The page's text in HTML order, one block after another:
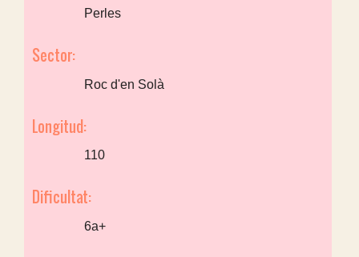
Perles
Sector:
Roc d'en Solà
Longitud:
110
Dificultat:
6a+